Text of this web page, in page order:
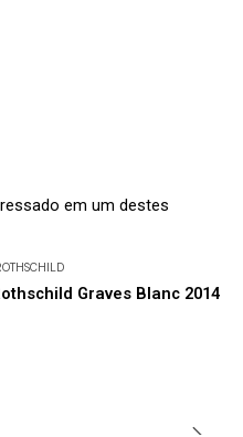
em um destes
Graves Blanc 2014